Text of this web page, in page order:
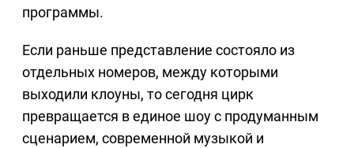
программы.
Если раньше представление состояло из
отдельных номеров, между которыми
выходили клоуны, то сегодня цирк
превращается в единое шоу с продуманным
сценарием, современной музыкой и